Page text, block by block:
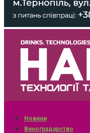
Новини
Виноградарство